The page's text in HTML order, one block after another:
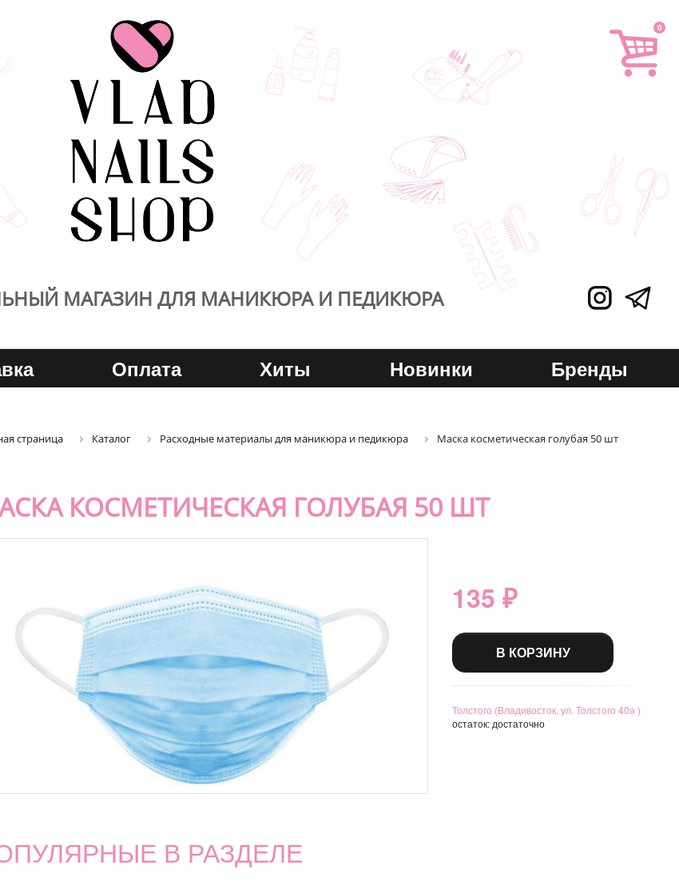
0
МАГАЗИН ДЛЯ МАНИКЮРА И ПЕДИКЮРА
Оплата Хиты Новинки Бренды
страница Каталог Расходные материалы для маникюра и педикюра Маска косметическая голубая 50 шт
КОСМЕТИЧЕСКАЯ ГОЛУБАЯ 50 ШТ
135 ₽
В КОРЗИНУ
Толстого (Владивосток, ул. Толстого 40а )
остаток:достаточно
В РАЗДЕЛЕ